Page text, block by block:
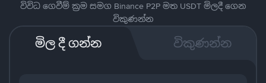
විවිධ ගෙවීම් ක්‍රම සමග Binance P2P මත USDT මිලදී ගෙන
විකුණන්න
මිල දී ගන්න විකුණන්න